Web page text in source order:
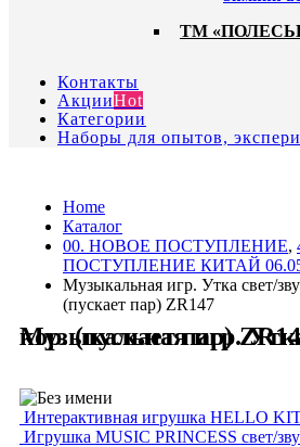
ТМ
Контакты
АкцииHot
Категории
Наборы для опытов,
Home
Каталог
00. HОВОЕ ПОСТУПЛЕНИЕ,
ПОСТУПЛЕНИЕ КИТАЙ
Музыкальная игр. Утка свет/
(пускает пар) ZR147
Музыкальная игр. Утка свет/звук в кор. (пускает пар)
Интерактивная игрушка HELLO
Игрушка MUSIC PRINCESS свет/